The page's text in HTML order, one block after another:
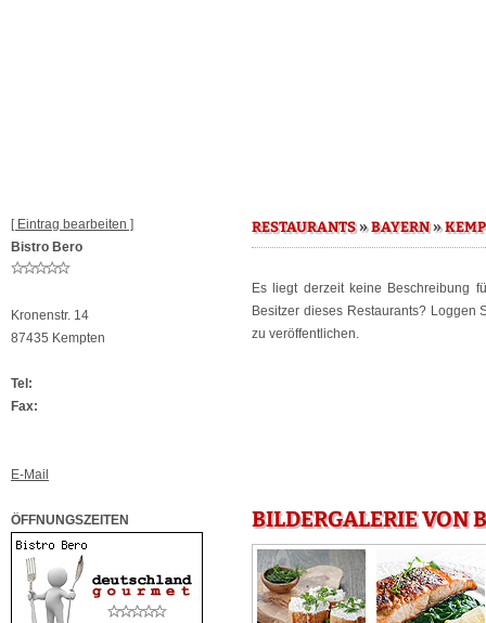
[ Eintrag bearbeiten ]
Bistro Bero
Kronenstr. 14
87435 Kempten
Tel:
Fax:
E-Mail
ÖFFNUNGSZEITEN
RESTAURANTS»BAYERN»
Es liegt derzeit keine Beschreibung
Besitzer dieses Restaurants? Loggen
zu veröffentlichen.
BILDERGALERIE VON